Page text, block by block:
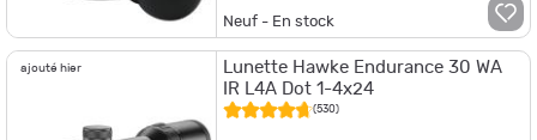
Neuf - En stock
ajouté hier
Lunette Hawke Endurance 30 WA
IR L4A Dot 1-4x24
(530)